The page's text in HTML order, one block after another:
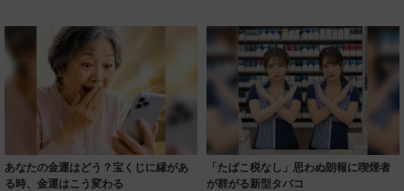
あなたの金運はどう？宝くじに縁があ
る時、金運はこう変わる
「たばこ税なし」思わぬ朗報に喫煙者
が群がる新型タバコ